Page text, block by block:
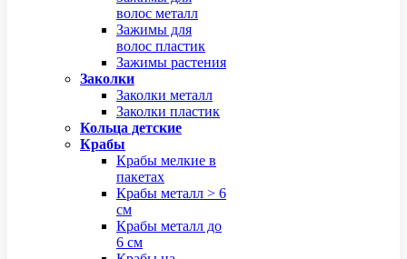
волос металл
Зажимы для
волос пластик
Зажимы растения
Заколки
Заколки металл
Заколки пластик
Кольца детские
Крабы
Крабы мелкие в
пакетах
Крабы металл > 6
см
Крабы металл до
6 см